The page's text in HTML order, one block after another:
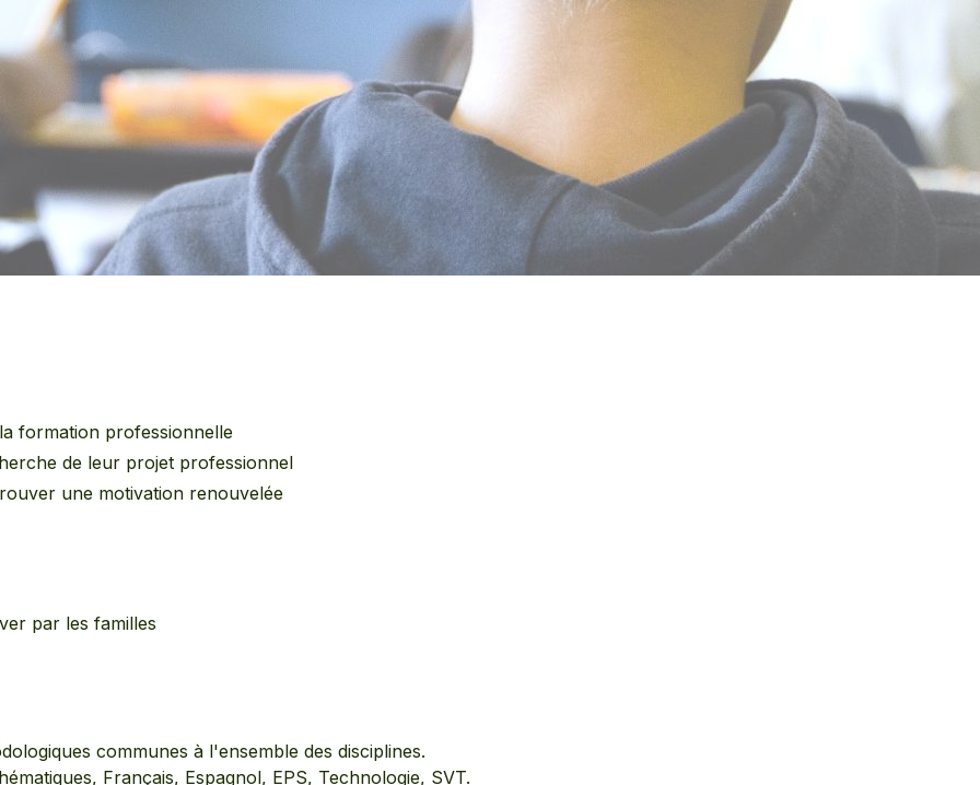
formation professionnelle
de leur projet professionnel
une motivation renouvelée
par les familles
communes à l'ensemble des disciplines.
Français, Espagnol, EPS, Technologie, SVT.